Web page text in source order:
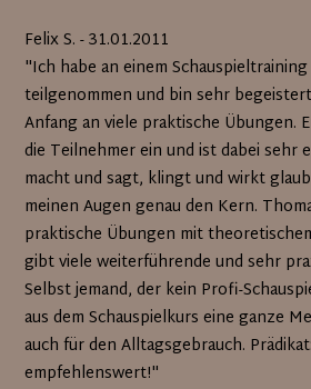
Felix S. - 31.01.2011
"Ich habe an einem
teilgenommen und bin sehr
Anfang an viele praktische Übungen.
die Teilnehmer ein und ist dabei sehr
macht und sagt, klingt und wirkt
meinen Augen genau den Kern.
praktische Übungen mit
gibt viele weiterführende und sehr
Selbst jemand, der kein Profi-
aus dem Schauspielkurs eine ganze
auch für den Alltagsgebrauch.
empfehlenswert!"